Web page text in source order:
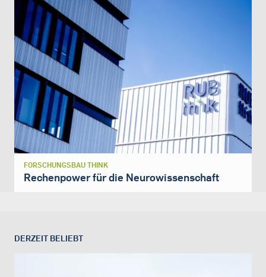
FORSCHUNGSBAU THINK
Rechenpower für die Neurowissenschaft
DERZEIT BELIEBT